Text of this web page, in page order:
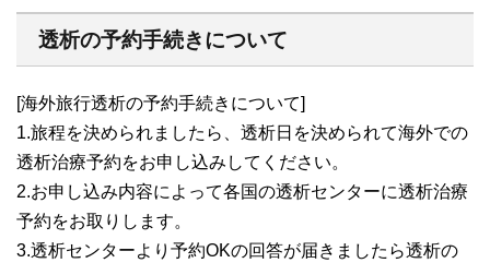
透析の予約手続きについて
[海外旅行透析の予約手続きについて]
1.旅程を決められましたら、透析日を決められて海外での
透析治療予約をお申し込みしてください。
2.お申し込み内容によって各国の透析センターに透析治療
予約をお取りします。
3.透析センターより予約OKの回答が届きましたら透析の